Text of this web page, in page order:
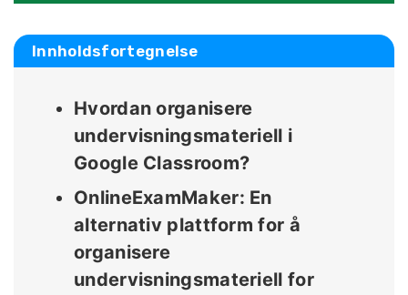
Innholdsfortegnelse
Hvordan organisere
undervisningsmateriell i
Google Classroom?
OnlineExamMaker: En
alternativ plattform for å
organisere
undervisningsmateriell for